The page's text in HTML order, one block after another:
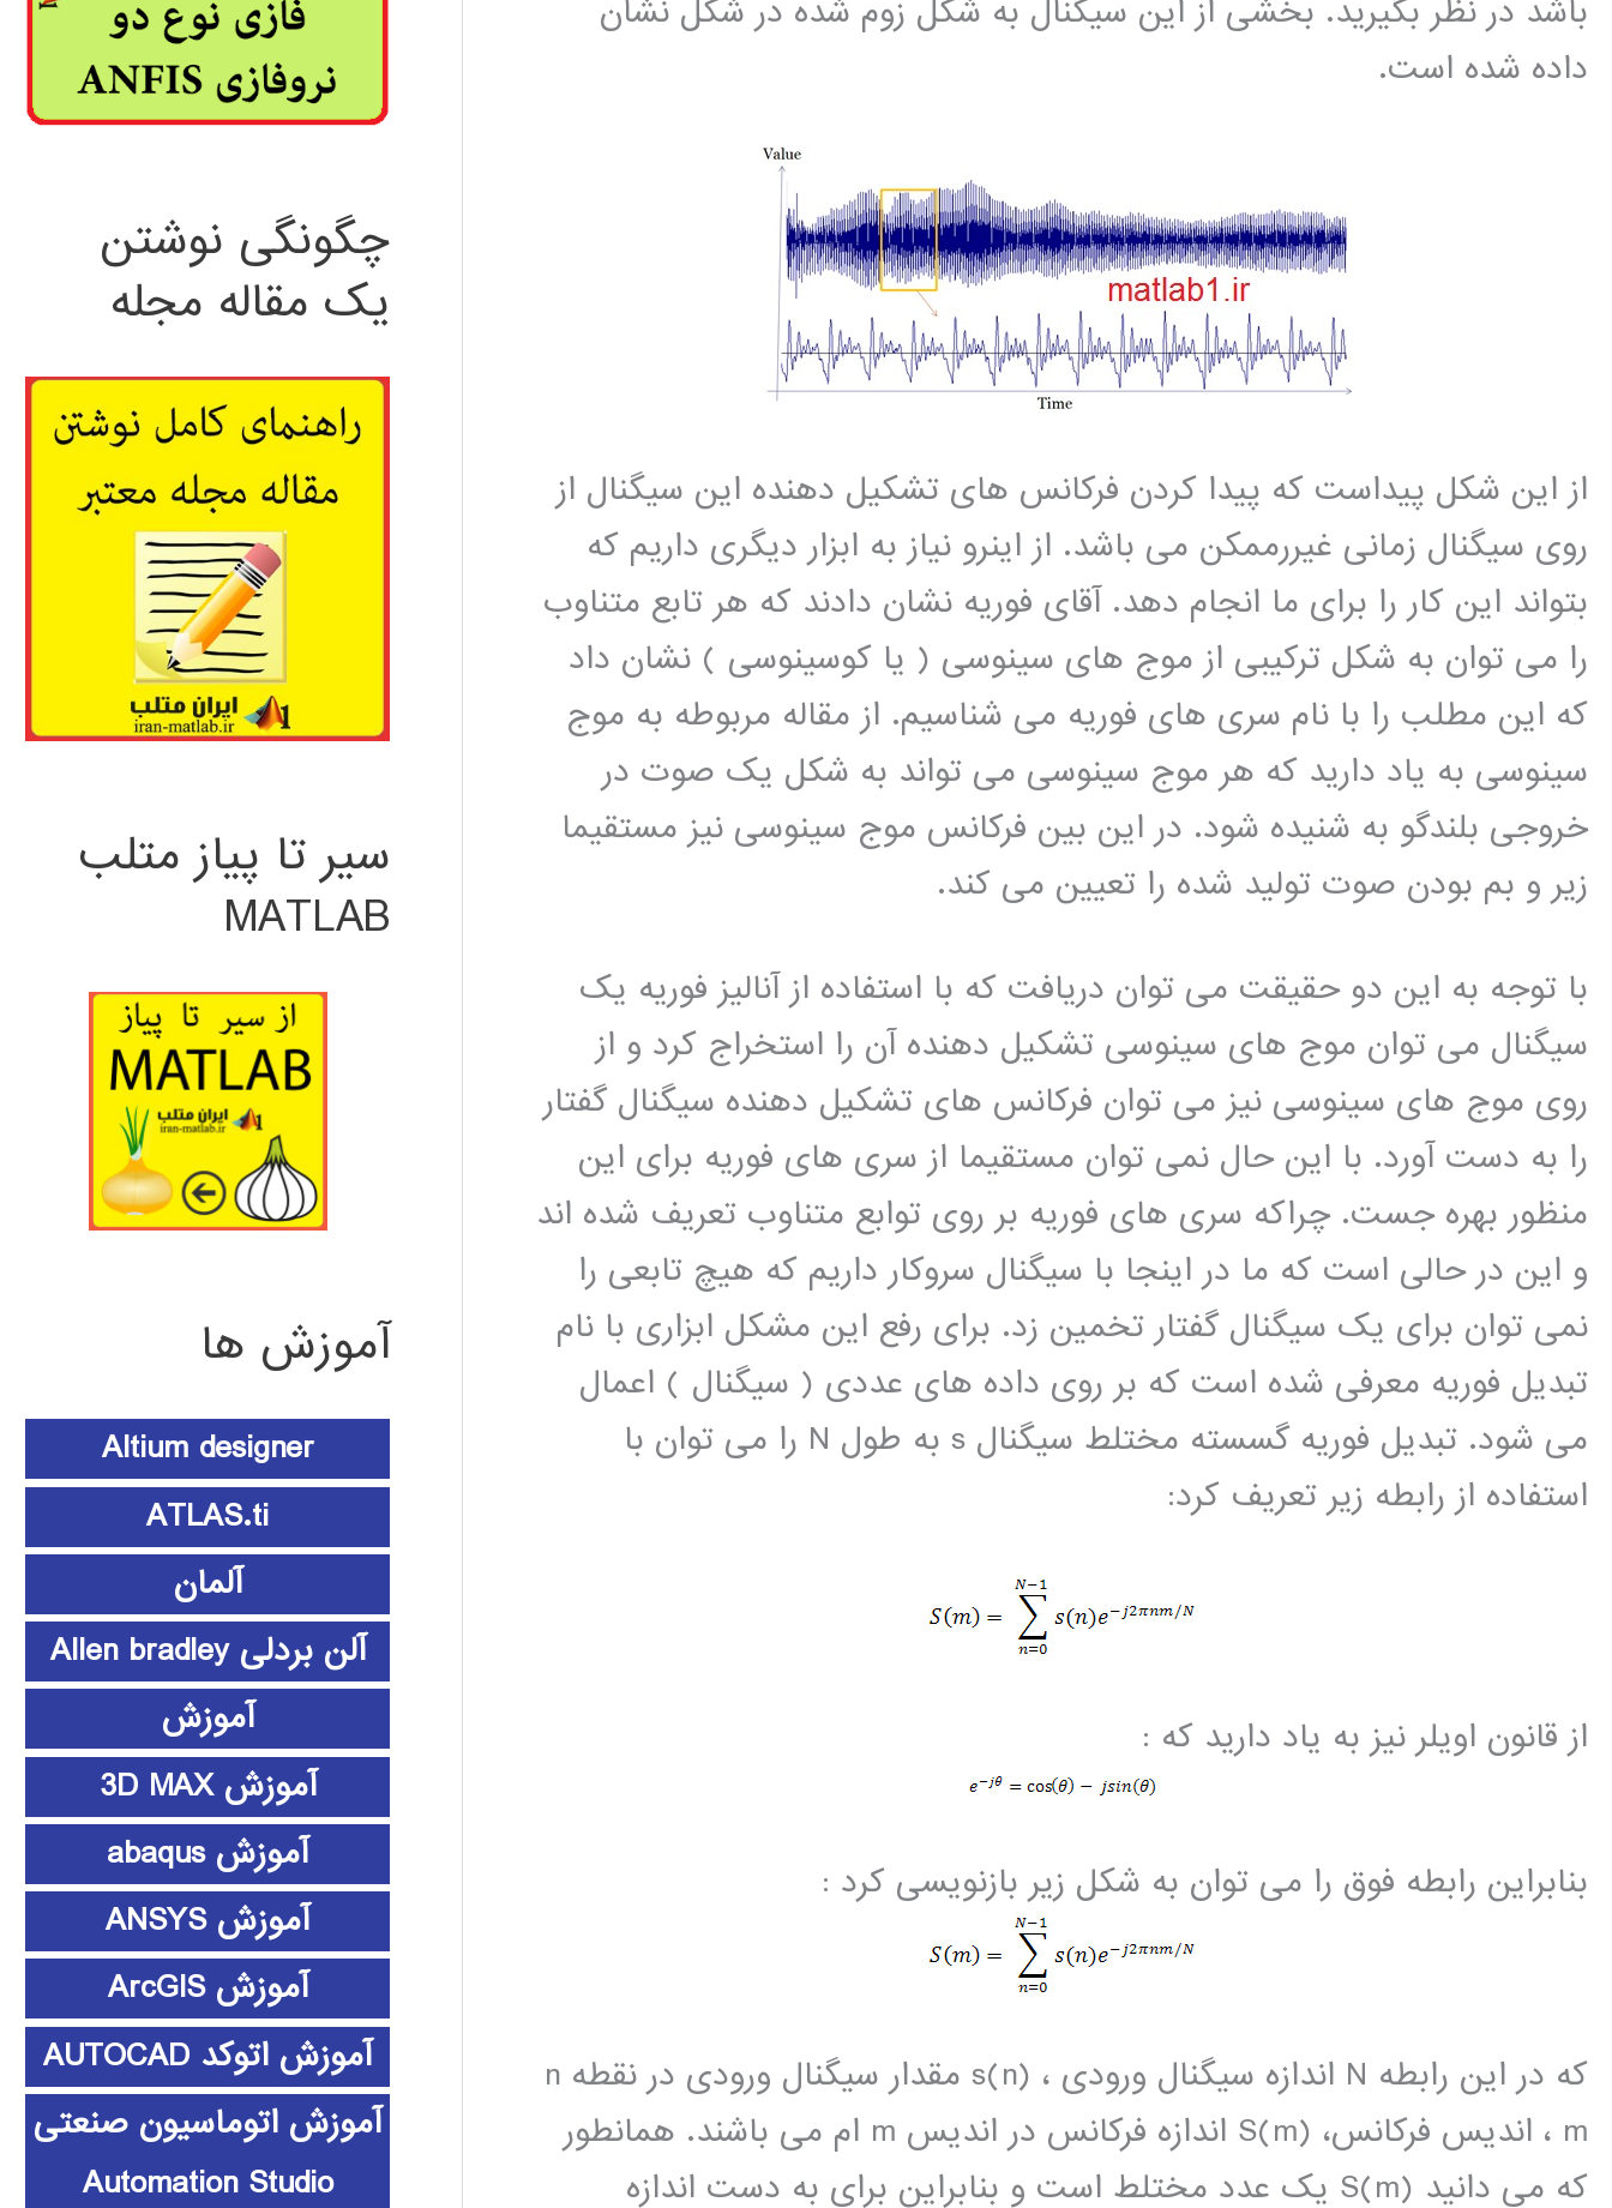
باشد در نظر بگیرید. بخشی از این سیگنال به شکل زوم شده در شکل نشان
داده شده است.
از این شکل پیداست که پیدا کردن فرکانس های تشکیل دهنده این سیگنال از
روی سیگنال زمانی غیررممکن می باشد. از اینرو نیاز به ابزار دیگری داریم که
بتواند این کار را برای ما انجام دهد. آقای فوریه نشان دادند که هر تابع متناوب
را می توان به شکل ترکیبی از موج های سینوسی ( یا کوسینوسی ) نشان داد
که این مطلب را با نام سری های فوریه می شناسیم. از مقاله مربوطه به موج
سینوسی به یاد دارید که هر موج سینوسی می تواند به شکل یک صوت در
خروجی بلندگو به شنیده شود. در این بین فرکانس موج سینوسی نیز مستقیما
زیر و بم بودن صوت تولید شده را تعیین می کند.
با توجه به این دو حقیقت می توان دریافت که با استفاده از آنالیز فوریه یک
سیگنال می توان موج های سینوسی تشکیل دهنده آن را استخراج کرد و از
روی موج های سینوسی نیز می توان فرکانس های تشکیل دهنده سیگنال گفتار
را به دست آورد. با این حال نمی توان مستقیما از سری های فوریه برای این
منظور بهره جست. چراکه سری های فوریه بر روی توابع متناوب تعریف شده اند
و این در حالی است که ما در اینجا با سیگنال سروکار داریم که هیچ تابعی را
نمی توان برای یک سیگنال گفتار تخمین زد. برای رفع این مشکل ابزاری با نام
تبدیل فوریه معرفی شده است که بر روی داده های عددی ( سیگنال ) اعمال
می شود. تبدیل فوریه گسسته مختلط سیگنال s به طول N را می توان با
استفاده از رابطه زیر تعریف کرد:
از قانون اویلر نیز به یاد دارید که :
بنابراین رابطه فوق را می توان به شکل زیر بازنویسی کرد :
که در این رابطه N اندازه سیگنال ورودی ، s(n) مقدار سیگنال ورودی در نقطه n
، m اندیس فرکانس، S(m) اندازه فرکانس در اندیس m ام می باشند. همانطور
که می دانید S(m) یک عدد مختلط است و بنابراین برای به دست اندازه
چگونگی نوشتن
یک مقاله مجله
سیر تا پیاز متلب
MATLAB
آموزش ها
Altium designer
ATLAS.ti
آلمان
آلن بردلی Allen bradley
آموزش
آموزش 3D MAX
آموزش abaqus
آموزش ANSYS
آموزش ArcGIS
آموزش اتوکد AUTOCAD
آموزش اتوماسیون صنعتی
Automation Studio